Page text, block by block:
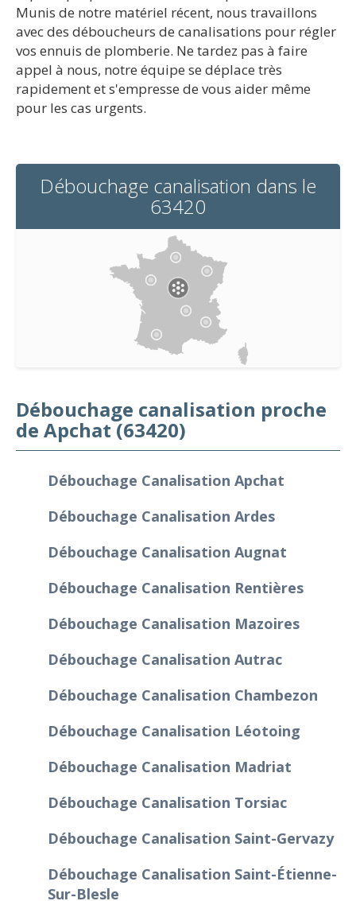
Munis de notre matériel récent, nous travaillons
avec des déboucheurs de canalisations pour régler
vos ennuis de plomberie. Ne tardez pas à faire
appel à nous, notre équipe se déplace très
rapidement et s'empresse de vous aider même
pour les cas urgents.
Débouchage canalisation dans le
63420
Débouchage canalisation proche
de Apchat (63420)
Débouchage Canalisation Apchat
Débouchage Canalisation Ardes
Débouchage Canalisation Augnat
Débouchage Canalisation Rentières
Débouchage Canalisation Mazoires
Débouchage Canalisation Autrac
Débouchage Canalisation Chambezon
Débouchage Canalisation Léotoing
Débouchage Canalisation Madriat
Débouchage Canalisation Torsiac
Débouchage Canalisation Saint-Gervazy
Débouchage Canalisation Saint-Étienne-
Sur-Blesle